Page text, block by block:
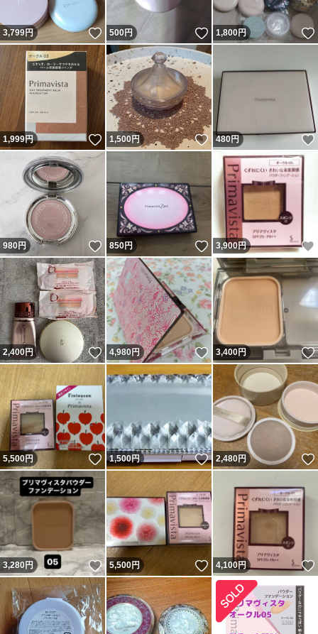
3,799円 いいね！
500円 いいね！
1,800円
1,999円 いいね！
1,500円 いいね！
480円
980円 いいね！
850円 いいね！
3,900円
2,400円 いいね！
4,980円 いいね！
3,400円
5,500円 いいね！
1,500円 いいね！
2,480円
3,280円 いいね！
5,500円 いいね！
4,100円